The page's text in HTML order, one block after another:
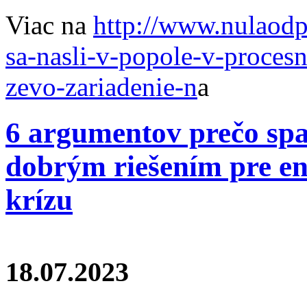
Viac na http://
sa-nasli-v-popole-v-
zevo-zariadenie-na
6 argumentov prečo
dobrým riešením pre
krízu
18.07.2023